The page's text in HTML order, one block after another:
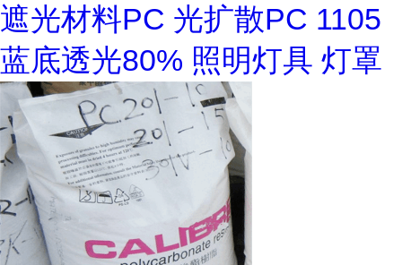
遮光材料PC 光扩散PC 1105
蓝底透光80% 照明灯具 灯罩